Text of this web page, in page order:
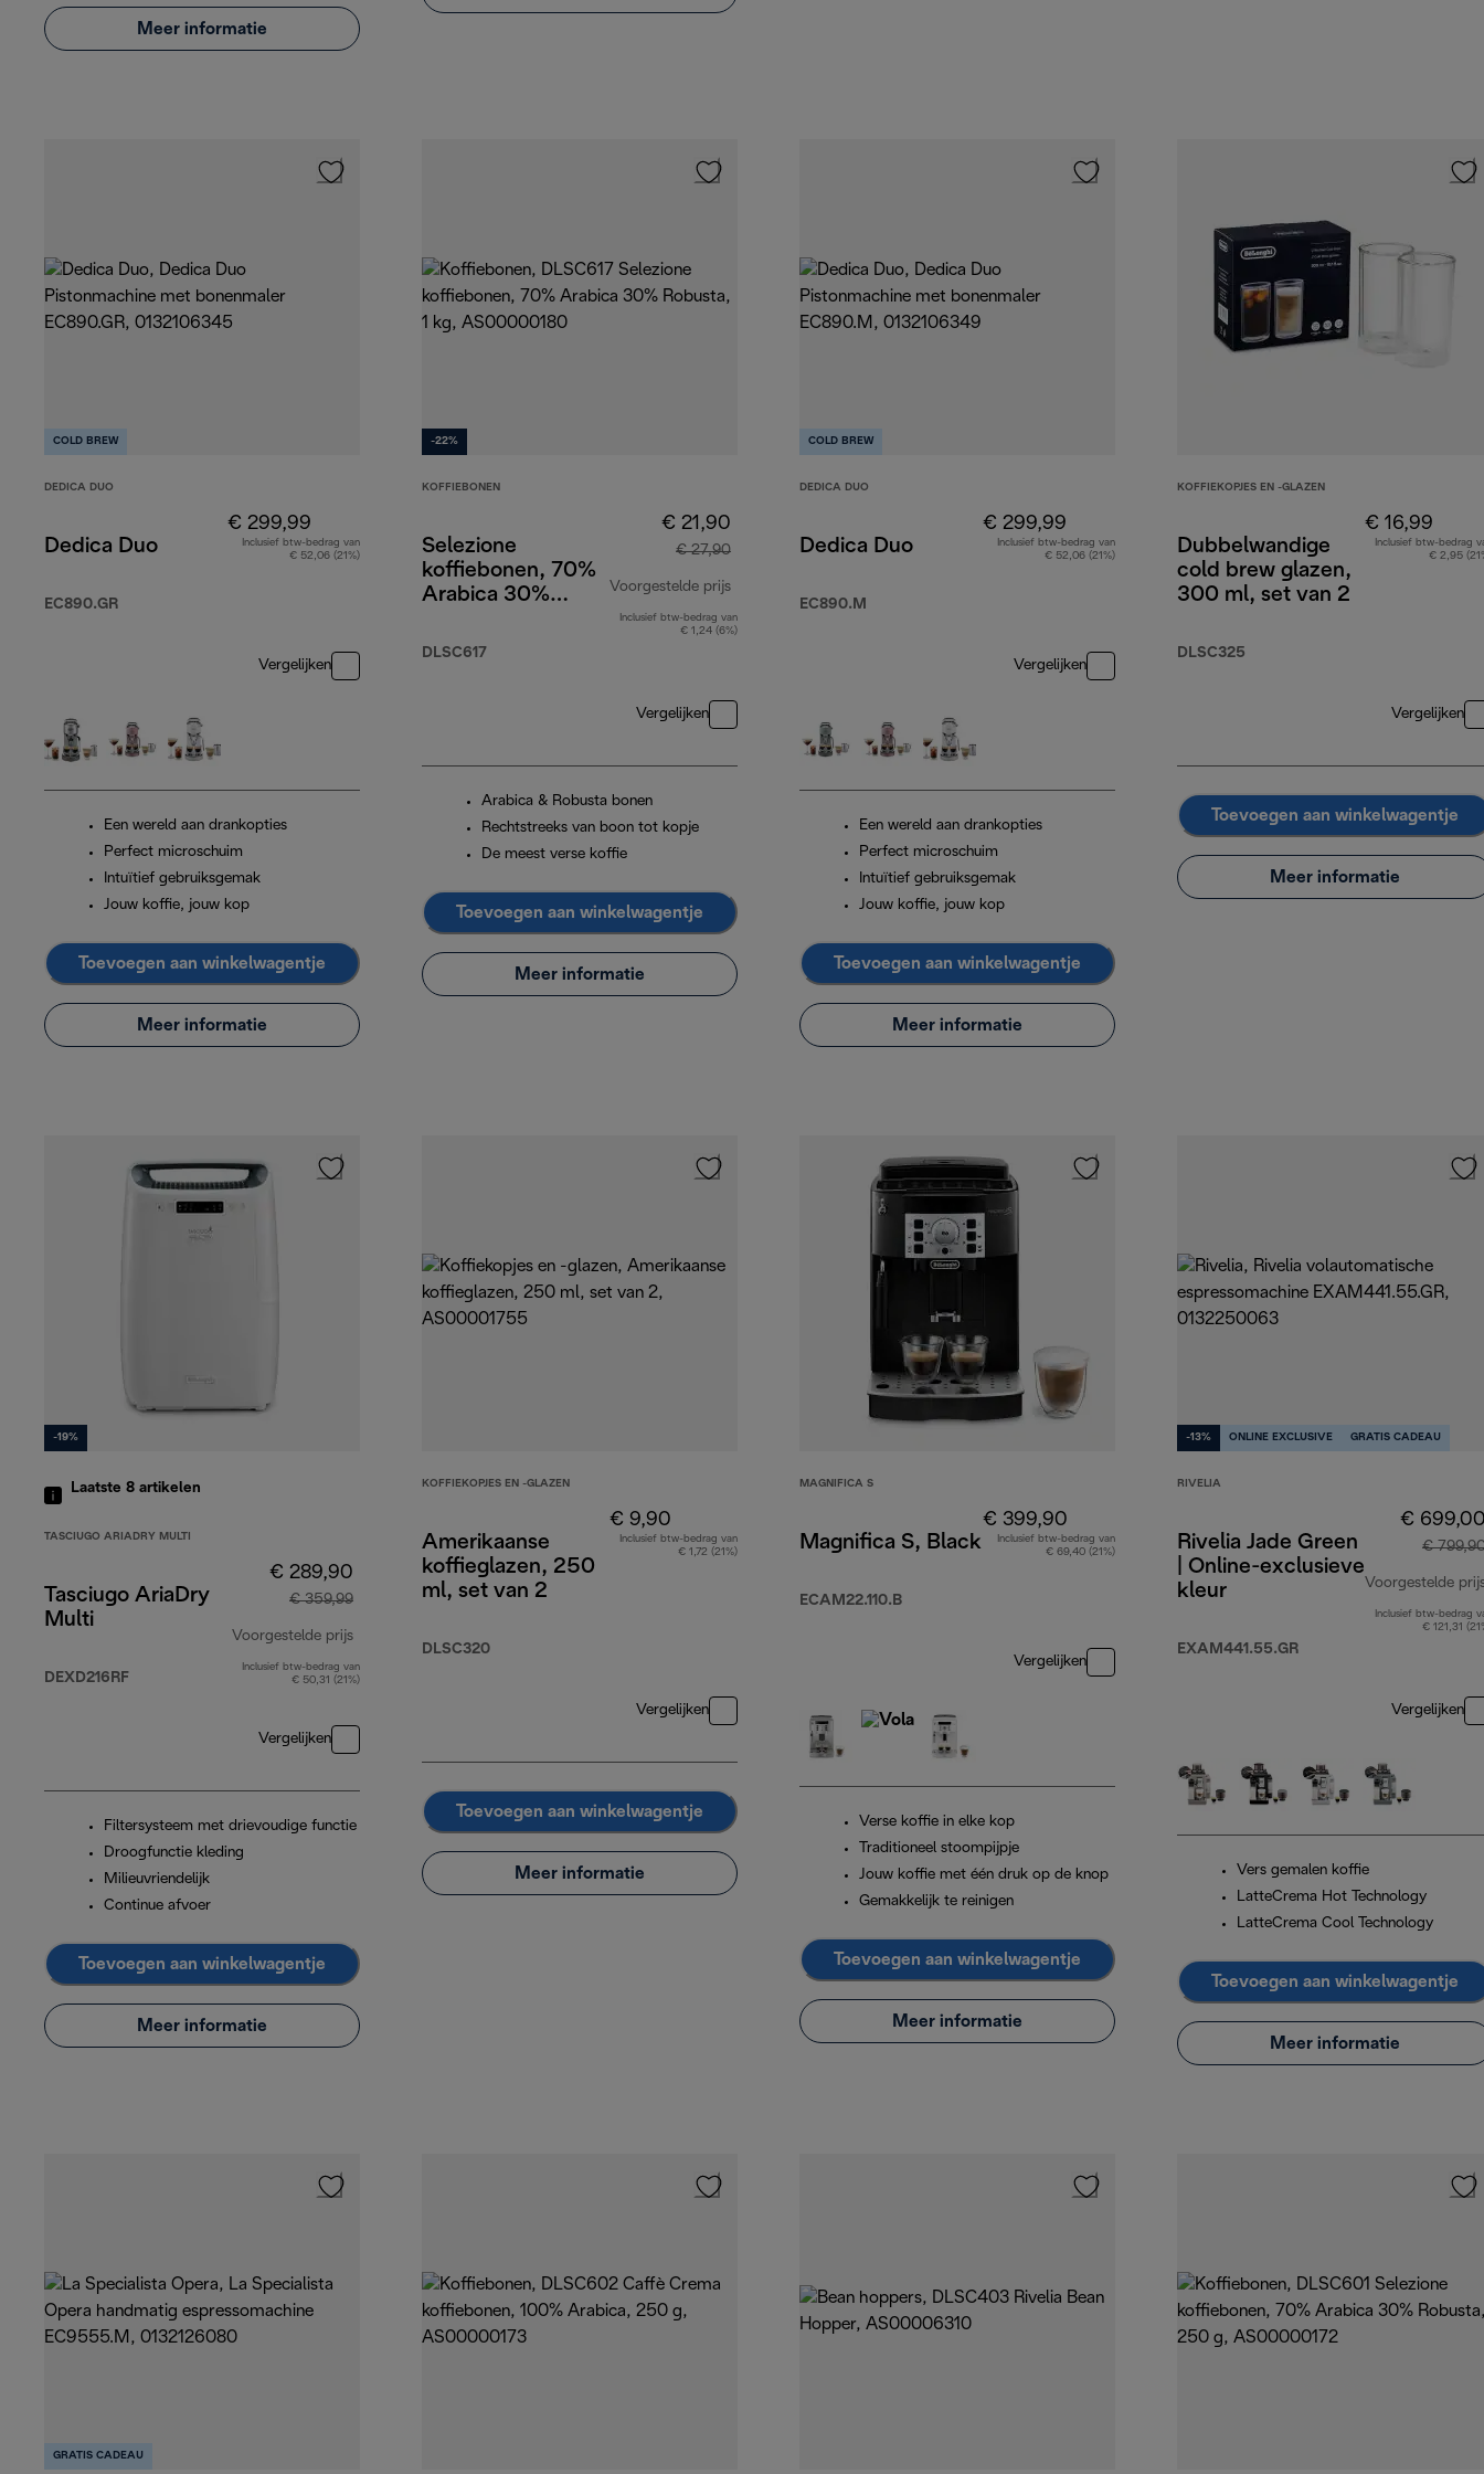
Meer informatie
COLD BREW
DEDICA DUO
Dedica Duo
EC890.GR
€ 299,99
Inclusief btw-bedrag van
€ 52,06 (21%)
Vergelijken
Een wereld aan drankopties
Perfect microschuim
Intuïtief gebruiksgemak
Jouw koffie, jouw kop
Toevoegen aan winkelwagentje
Meer informatie
-22%
KOFFIEBONEN
Selezione
koffiebonen, 70%
Arabica 30%
DLSC617
€ 21,90
€ 27,90
Voorgestelde prijs
originele prijs € 27,90
Inclusief btw-bedrag van
€ 1,24 (6%)
Vergelijken
Arabica & Robusta bonen
Rechtstreeks van boon tot kopje
De meest verse koffie
Toevoegen aan winkelwagentje
Meer informatie
COLD BREW
DEDICA DUO
Dedica Duo
EC890.M
€ 299,99
Inclusief btw-bedrag van
€ 52,06 (21%)
Vergelijken
Een wereld aan drankopties
Perfect microschuim
Intuïtief gebruiksgemak
Jouw koffie, jouw kop
Toevoegen aan winkelwagentje
Meer informatie
KOFFIEKOPJES EN -GLAZEN
Dubbelwandige
cold brew glazen,
300 ml, set van 2
DLSC325
€ 16,99
Inclusief btw-bedrag
€ 2,95
Vergelijken
Toevoegen aan winkelwagentje
Meer informatie
-19%
Laatste 8 artikelen
TASCIUGO ARIADRY MULTI
Tasciugo AriaDry
Multi
DEXD216RF
€ 289,90
€ 359,99
Voorgestelde prijs
originele prijs € 359,99
Inclusief btw-bedrag van
€ 50,31 (21%)
Vergelijken
Filtersysteem met drievoudige functie
Droogfunctie kleding
Milieuvriendelijk
Continue afvoer
Toevoegen aan winkelwagentje
Meer informatie
KOFFIEKOPJES EN -GLAZEN
Amerikaanse
koffieglazen, 250
ml, set van 2
DLSC320
€ 9,90
Inclusief btw-bedrag van
€ 1,72 (21%)
Vergelijken
Toevoegen aan winkelwagentje
Meer informatie
MAGNIFICA S
Magnifica S, Black
ECAM22.110.B
€ 399,90
Inclusief btw-bedrag van
€ 69,40 (21%)
Vergelijken
Verse koffie in elke kop
Traditioneel stoompijpje
Jouw koffie met één druk op de knop
Gemakkelijk te reinigen
Toevoegen aan winkelwagentje
Meer informatie
-13% ONLINE EXCLUSIVE GRATIS CADEAU
RIVELIA
Rivelia Jade Green
| Online-exclusieve
kleur
EXAM441.55.GR
€
€
Voorgestelde
Inclusief btw-bedrag
€ 121,31
Vergelijken
Vers gemalen koffie
LatteCrema Hot Technology
LatteCrema Cool Technology
Toevoegen aan winkelwagentje
Meer informatie
GRATIS CADEAU